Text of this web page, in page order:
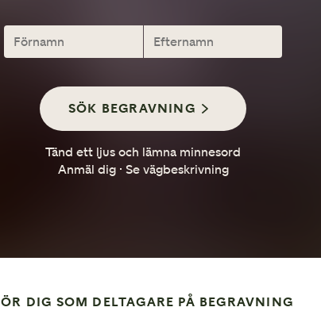
SÖK BEGRAVNING
Tänd ett ljus och lämna minnesord
Anmäl dig · Se vägbeskrivning
DIG SOM DELTAGARE PÅ BEGRAVNING